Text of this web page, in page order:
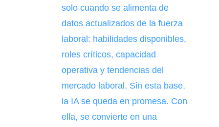
solo cuando se alimenta de
datos actualizados de la fuerza
laboral: habilidades disponibles,
roles críticos, capacidad
operativa y tendencias del
mercado laboral. Sin esta base,
la IA se queda en promesa. Con
ella, se convierte en una